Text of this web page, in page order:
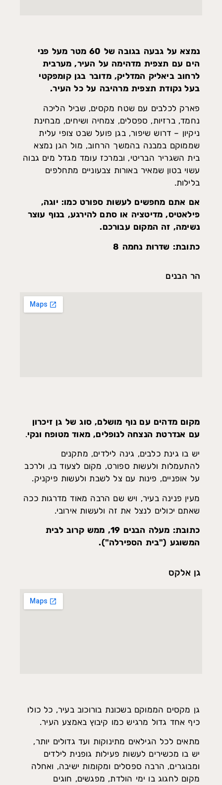
נמצא על גבעה בגובה של 60 מטר מעל פני
הים עם תצפית מדהימה על העיר, מערבית
לרחוב ביאליק המדליק, מדובר בגן קומפקטי
בעל נקודת תצפית מרהיבה על כל העיר.
פארק לכלבים עם שטח מקסים, שביל הליכה
נחמד, ברזיות, ספסלים, צמחיה ושיחים, מבחינת
ניקיון – דרוש שיפור, בגן פועל שבט צופי עלית
שממוקם במבנה בהמשך הרחוב, מול הגן נמצא
בית השגריר הבריטי, ובמרכז עומד מגדל מים גבוה
עשוי בטון שמאיר באורות צבעוניים מתחלפים
בלילות.
אם אתם מחפשים לעשות ספורט כמו: יוגה,
פילאטיס, מדיטציה או סתם להירגע, בנוף עוצר
נשימה, זה המקום עבורכם.
כתובת: שדרות נחמה 8
הר הבנים
מקום מדהים עם נוף מושלם, סוג של גן זיכרון
עם אנדרטת הנצחה לנופלים, מאוד מטופח ונקי.
יש בו גינת כלבים, גינה לילדים, מתקנים
להתעמלות ולעשות ספורט, מקום לצעוד בו, ולרכב
על אופניים, פינות עם צל לשבת ולעשות פיקניק.
מעין פנינה בעיר, ויש שם הרבה מאוד מדרגות ככה
שאתם יכולים לנצל את זה ולעשות אירובי.
כתובת: מעלה הבנים 19, ממש קרוב לבית
המשוגע ("בית הספירלה").
גן אלקס
גן מקסים הממוקם בשכונת בורוכוב בעיר, כל כולו
כיף אחד גדול מרגיש כמו קיבוץ באמצע העיר.
מתאים לכל הגילאים מתינוקות ועד גדולים יותר,
יש בו מכשירים לעשות פעילות גופנית לילדים
ומבוגרים, הרבה ספסלים ומקומות ישיבה, ואחלה
מקום לחגוג בו ימי הולדת, מפגשים, חוגים